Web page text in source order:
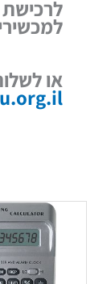
או